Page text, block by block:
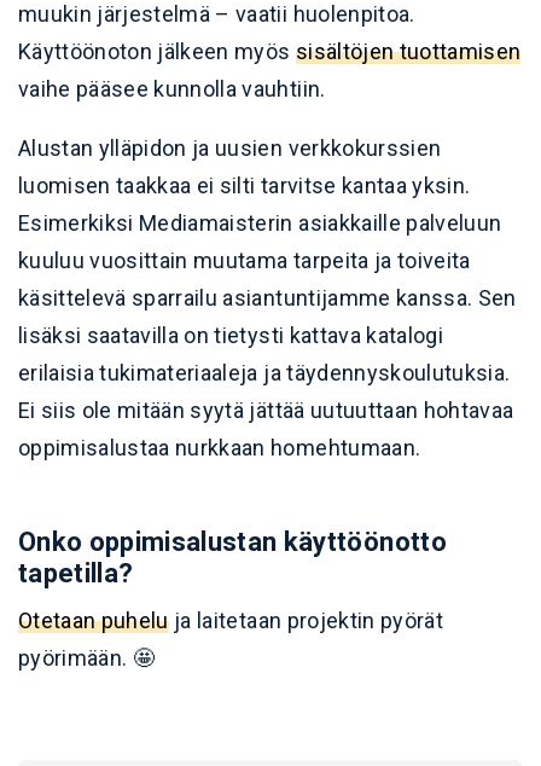
muukin järjestelmä – vaatii huolenpitoa.
Käyttöönoton jälkeen myös sisältöjen tuottamisen
vaihe pääsee kunnolla vauhtiin.
Alustan ylläpidon ja uusien verkkokurssien
luomisen taakkaa ei silti tarvitse kantaa yksin.
Esimerkiksi Mediamaisterin asiakkaille palveluun
kuuluu vuosittain muutama tarpeita ja toiveita
käsittelevä sparrailu asiantuntijamme kanssa. Sen
lisäksi saatavilla on tietysti kattava katalogi
erilaisia tukimateriaaleja ja täydennyskoulutuksia.
Ei siis ole mitään syytä jättää uutuuttaan hohtavaa
oppimisalustaa nurkkaan homehtumaan.
Onko oppimisalustan käyttöönotto
tapetilla?
Otetaan puheluja laitetaan projektin pyörät
pyörimään. 🤩